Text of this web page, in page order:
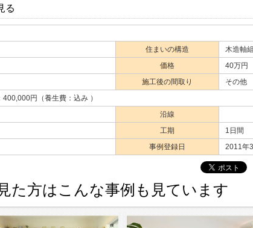
る
住まいの構造
木造軸
価格
40万円
施工後の間取り
その他
円（養生費：込み ）
沿線
工期
1日間
事例登録日 2011年
た方はこんな事例も見ています